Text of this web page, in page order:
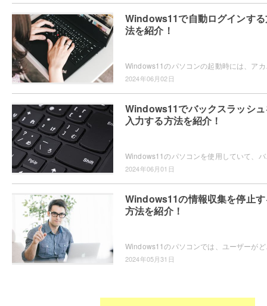
Windows11で自動ログインす
法を紹介！
2024年06月02日
Windows11でバックスラッシ
入力する方法を紹介！
Windows11のパソコンを使用してい
2024年06月01日
Windows11の情報収集を停止
方法を紹介！
Windows11のパソコンでは、ユー
2024年05月31日